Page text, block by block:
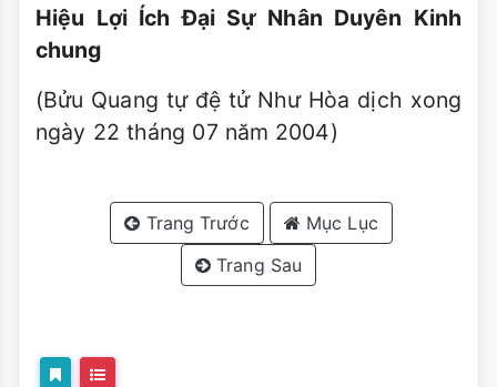
Hiệu Lợi Ích Đại Sự Nhân Duyên Kinh
chung
(Bửu Quang tự đệ tử Như Hòa dịch xong
ngày 22 tháng 07 năm 2004)
Trang Trước
Mục Lục
Trang Sau